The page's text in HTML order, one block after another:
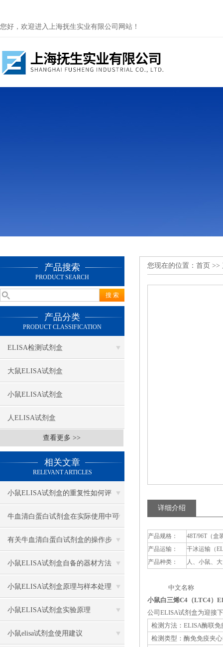
您好，欢迎进入上海抚生实业有限公司网站！
产品搜索
PRODUCT SEARCH
产品分类
PRODUCT CLASSIFICATION
ELISA检测试剂盒
大鼠ELISA试剂盒
小鼠ELISA试剂盒
人ELISA试剂盒
查看更多 >>
相关文章
RELEVANT ARTICLES
小鼠ELISA试剂盒的重复性如何评
估？
牛血清白蛋白试剂盒在实际使用中可
分为多种类型测定
有关牛血清白蛋白试剂盒的操作步
骤，以下有详细说明
小鼠ELISA试剂盒自备的器材方法
小鼠ELISA试剂盒原理与样本处理
小鼠ELISA试剂盒实验原理
小鼠elisa试剂盒使用建议
您现在的位置： 首页 >>
详细介绍
产品规格：
48T/96T（盒
产品运输：
干冰运输（
产品种类：
人、小鼠、
中文名称 英
小鼠白三烯C4（LTC4）
公司ELISA试剂盒为迎接
检测方法：ELISA酶联免
检测类型：酶免免疫夹